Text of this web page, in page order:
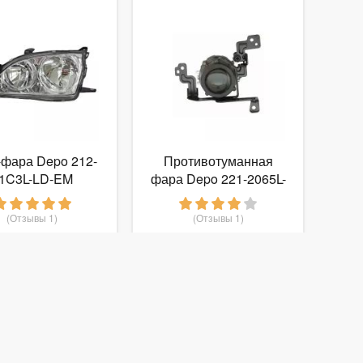
Depo 212-
LD-EM
(Отзывы 1)
Противотуманная
фара Depo 221-2065L-
U
(Отзывы 1)